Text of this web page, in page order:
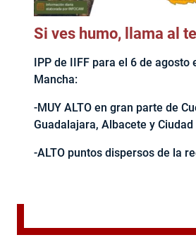
Si ves humo, llama al
IPP de IIFF para el 6 de agosto
Mancha:
-MUY ALTO en gran parte de
Guadalajara, Albacete y Ciudad
-ALTO puntos dispersos de la